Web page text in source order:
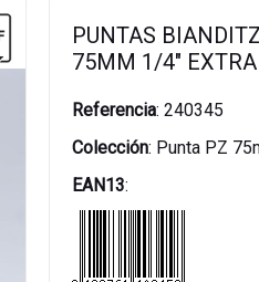
PUNTAS
75MM 1/4" EXTRA
Referencia: 240345
Colección: Punta PZ
EAN13: